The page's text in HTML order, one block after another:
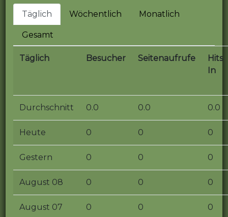
Täglich Wöchentlich Monatlich
Gesamt
Täglich Besucher Seitenaufrufe
Hits
In
Durchschnitt 0.0 0.0 0.0
Heute 0 0 0
Gestern 0 0 0
August 08 0 0 0
August 07 0 0 0